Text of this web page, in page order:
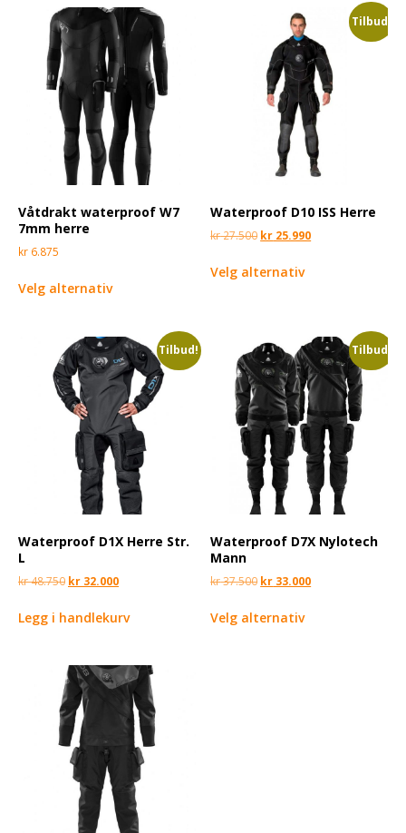
Våtdrakt waterproof W7
7mm herre
kr 6.875
Velg alternativ
Tilbud!
Waterproof D10 ISS Herre
kr27.500 kr 25.990
Velg alternativ
Tilbud!
Waterproof D1X Herre Str.
L
kr48.750 kr 32.000
Legg i handlekurv
Tilbud!
Waterproof D7X Nylotech
Mann
kr37.500 kr 33.000
Velg alternativ